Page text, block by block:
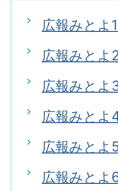
広報みとよ
広報みとよ
広報みとよ
広報みとよ
広報みとよ
広報みとよ